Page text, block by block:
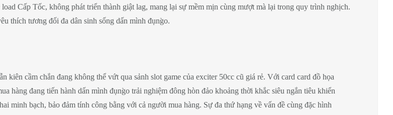
Cấp Tốc, không phát triển thành giật lag, mang lại sự mềm mịn cùng mượt mà lại trong quy trình nghịch.
thích tương đối đa dân sinh sống dấn mình đụng̀o.
cầm chắn đang không thể vứt qua sảnh slot game của exciter 50cc cũ giá rẻ. Với card card đồ họa
hàng đang tiến hành dấn mình đụng̀o trải nghiệm đông hòn đảo khoảng thời khắc siêu ngắn tiêu khiển
minh bạch, bảo đảm tính công bằng với cả người mua hàng. Sự đa thứ hạng về vấn đề cùng đặc hình